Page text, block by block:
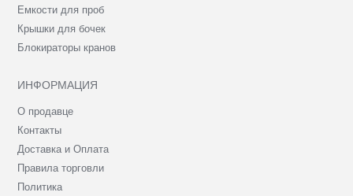
Емкости для проб
Крышки для бочек
Блокираторы кранов
ИНФОРМАЦИЯ
О продавце
Контакты
Доставка и Оплата
Правила торговли
Политика